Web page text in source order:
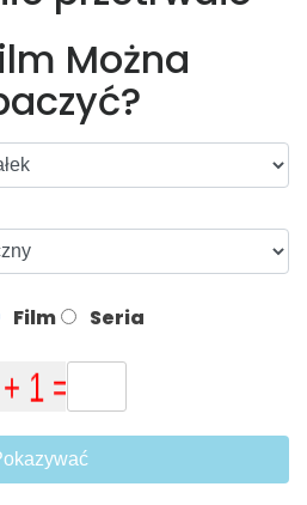
Można
Film Seria